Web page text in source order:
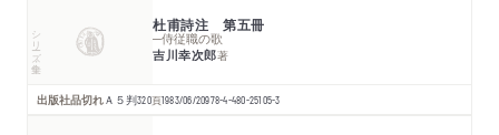
シリーズ・全集 杜甫詩注 第五冊
─侍従職の歌
吉川幸次郎著
出版社品切れＡ５判320頁1983/06/20978-4-480-25105-3